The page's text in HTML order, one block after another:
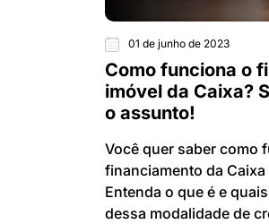
01 de junho de 2023
Como funciona o
imóvel da Caixa?
o assunto!
Você quer saber como
financiamento da Caixa
Entenda o que é e
dessa modalidade de